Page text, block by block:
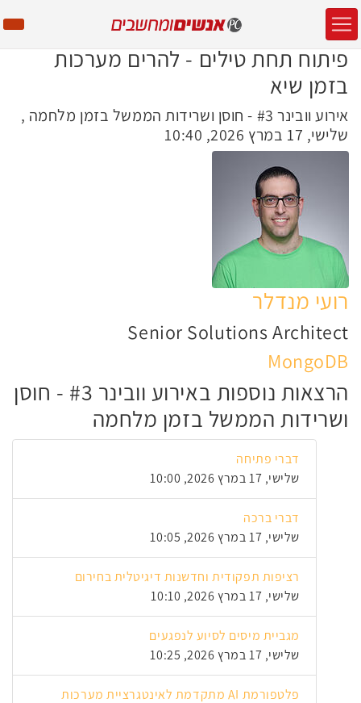
פיתוח תחת טילים - להרים מערכות
בזמן שיא
אירוע וובינר #3 - חוסן ושרידות הממשל בזמן מלחמה ,
שלישי, 17 במרץ 2026, 10:40
רועי מנדלר
Senior Solutions Architect
MongoDB
הרצאות נוספות באירוע וובינר #3 - חוסן
ושרידות הממשל בזמן מלחמה
דברי פתיחה
שלישי, 17 במרץ 2026, 10:00
דברי ברכה
שלישי, 17 במרץ 2026, 10:05
רציפות תפקודית וחדשנות דיגיטלית בחירום
שלישי, 17 במרץ 2026, 10:10
מגביית מיסים לסיוע לנפגעים
שלישי, 17 במרץ 2026, 10:25
פלטפורמת AI מתקדמת לאינטגרציית מערכות